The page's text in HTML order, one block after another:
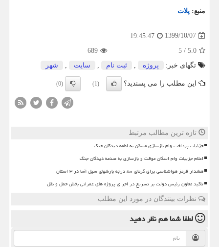
منبع: پلات
1399/10/07
19:45:47
5.0
/
5
689
تگهای خبر:
پروژه ثبت نام سایت شهر
این مطلب را می پسندید؟ (1)
(0)
تازه ترین مطالب مرتبط
جزئیات پرداخت وام بازسازی مسکن به لطمه دیدگان جنگ
اعلام جزییات وام اسکان موقت و بازسازی به صدمه دیدگان جنگ
هشدار قرمز هواشناسی برای گرمای ۵۰ درجه بارشهای سیل آسا در ۳ استان
تاکید معاون رئیس دولت بر تسریع در اجرای پروژه های عمرانی بخش حمل و نقل
نظرات بینندگان در مورد این مطلب
لطفا شما همنظر دهید